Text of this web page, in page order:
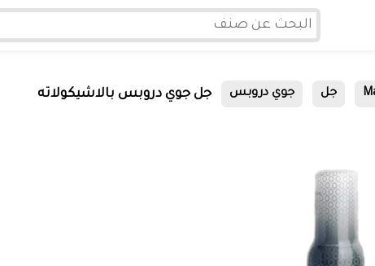
جل جوي دروبس جل جوي دروبس بالاشيكولاته